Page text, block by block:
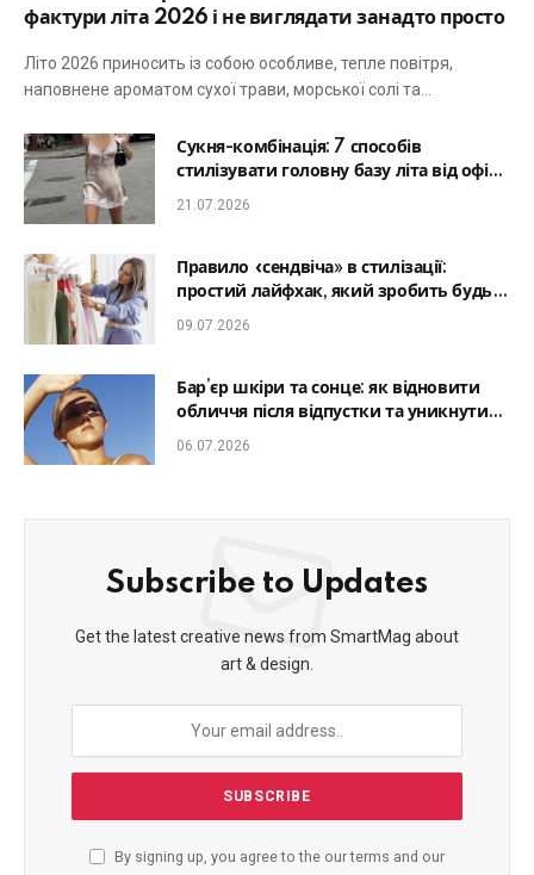
фактури літа 2026 і не виглядати занадто просто
Літо 2026 приносить із собою особливе, тепле повітря,
наповнене ароматом сухої трави, морської солі та…
Сукня-комбінація: 7 способів
стилізувати головну базу літа від офісу
до романтичної вечері
21.07.2026
Правило «сендвіча» в стилізації:
простий лайфхак, який зробить будь-
який образ гармонійним
09.07.2026
Бар’єр шкіри та сонце: як відновити
обличчя після відпустки та уникнути
фотостаріння
06.07.2026
Subscribe to Updates
Get the latest creative news from SmartMag about
art & design.
By signing up, you agree to the our terms and our